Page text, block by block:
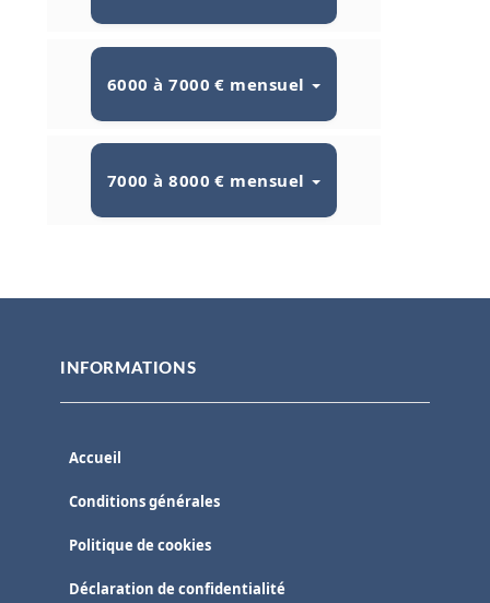
6000 à 7000 € mensuel
7000 à 8000 € mensuel
INFORMATIONS
Accueil
Conditions générales
Politique de cookies
Déclaration de confidentialité